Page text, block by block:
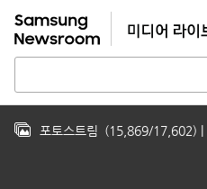
포토스트림 (15,869/17,602)